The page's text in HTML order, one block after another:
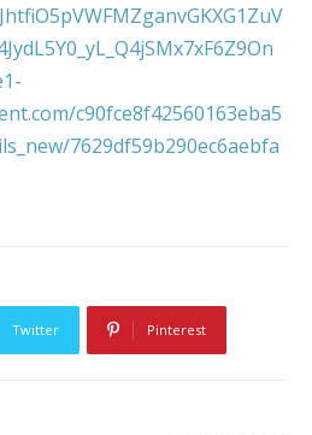
c90fce8f42560163eba5
7629df59b290ec6aebfa
Twitter Pinterest